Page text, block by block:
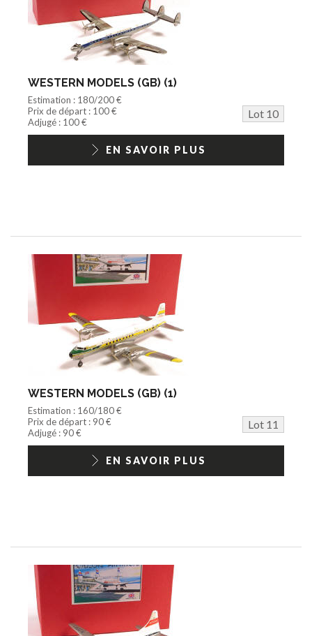
WESTERN MODELS (GB) (1)
Estimation : 180/200 €
Prix de départ : 100 €
Lot 10
Adjugé : 100 €
EN SAVOIR PLUS
WESTERN MODELS (GB) (1)
Estimation : 160/180 €
Prix de départ : 90 €
Lot 11
Adjugé : 90 €
EN SAVOIR PLUS